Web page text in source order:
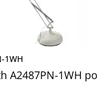
1WH
A2487PN-1WH